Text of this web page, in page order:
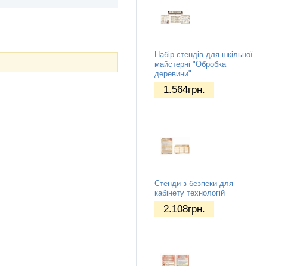
Набір стендів для шкільної
майстерні "Обробка
деревини"
1.564грн.
Стенди з безпеки для
кабінету технологій
2.108грн.